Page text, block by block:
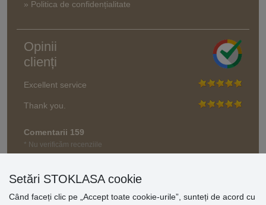
» Politica de confidențialitate
Opinii
clienți
Excellent service
Thank you.
Comentarii 159
* Nu verificăm recenziile
Setări STOKLASA cookie
Când faceți clic pe „Accept toate cookie-urile”, sunteți de acord cu